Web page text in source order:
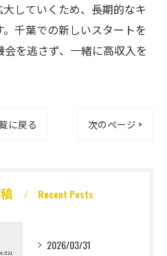
していくため、長期的なキ
千葉での新しいスタートを
を逃さず、一緒に高収入を
に戻る 次のページ >
Recent Posts
2026/03/31